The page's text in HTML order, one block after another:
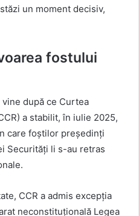
un moment decisiv,
fostului
după ce Curtea
a stabilit, în iulie 2025,
care foștilor președinți
Securități li s-au retras
CCR a admis excepția
neconstituțională Legea